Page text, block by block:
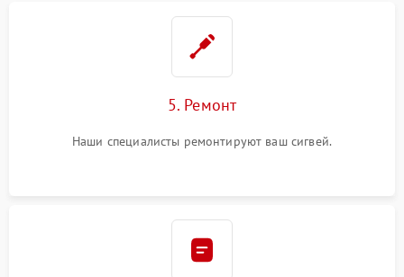
5. Ремонт
Наши специалисты ремонтируют ваш сигвей.